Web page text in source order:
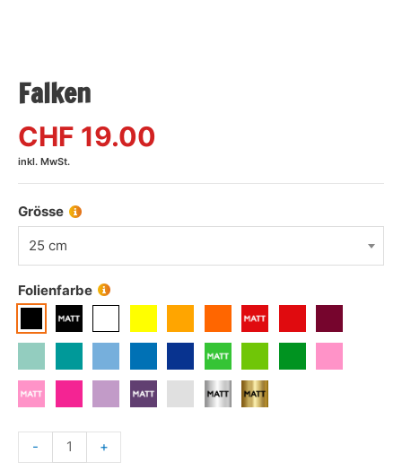
Falken
CHF 19.00
inkl. MwSt.
Grösse
25 cm
Folienfarbe
- +